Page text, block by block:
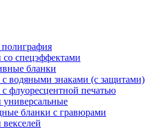
со спецэффектами
бланки
с водяными знаками (с защитами)
с флуоресцентной печатью
универсальные
бланки с гравюрами